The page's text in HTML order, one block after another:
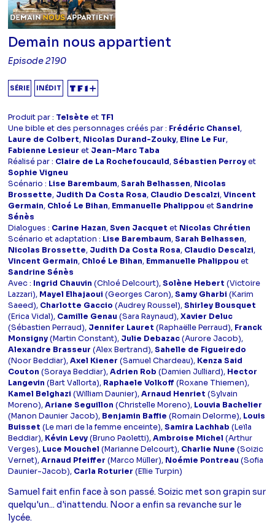
Demain nous appartient
Episode 2190
SÉRIE INÉDIT
Produit par : Telsète et TF1
Une bible et des personnages créés par : Frédéric Chansel,
Laure de Colbert, Nicolas Durand-Zouky, Eline Le Fur,
Fabienne Lesieur et Jean-Marc Taba
Réalisé par : Claire de La Rochefoucauld,Sébastien Perroyet
Sophie Vigneu
Scénario : Lise Barembaum,Sarah Belhassen, Nicolas
Brossette, Judith Da Costa Rosa, Claudio Descalzi,Vincent
Germain, Chloé Le Bihan, Emmanuelle Phalippou etSandrine
Sénès
Dialogues : Carine Hazan,Sven Jacquet et Nicolas Chrétien
Scénario et adaptation : Lise Barembaum,Sarah Belhassen,
Nicolas Brossette, Judith Da Costa Rosa, Claudio Descalzi,
Vincent Germain, Chloé Le Bihan, Emmanuelle Phalippou et
Sandrine Sénès
Avec : Ingrid Chauvin (Chloé Delcourt),Solène Hebert (Victoire
Lazzari), Mayel Elhajaoui (Georges Caron),Samy Gharbi (Karim
Saeed), Charlotte Gaccio (Audrey Roussel),Shirley Bousquet
(Erica Vidal), Camille Genau (Sara Raynaud),Xavier Deluc
(Sébastien Perraud), Jennifer Lauret (Raphaëlle Perraud), Franck
Monsigny(Martin Constant), Julie Debazac(Aurore Jacob),
Alexandre Brasseur (Alex Bertrand),Sahelle de Figueiredo
(Noor Beddiar),Axel Kiener (Samuel Chardeau), Kenza Said
Couton (Soraya Beddiar),Adrien Rob (Damien Julliard), Hector
Langevin (Bart Vallorta), Raphaele Volkoff (Roxane Thiemen),
Kamel Belghazi (William Daunier),Arnaud Henriet (Sylvain
Moreno),Ariane Seguillon (Christelle Moreno), Louvia Bachelier
(Manon Daunier Jacob), Benjamin Baffie (Romain Delorme), Louis
Buisset (Le mari de la femme enceinte),Samira Lachhab (Leïla
Beddiar), Kévin Levy(Bruno Paoletti),Ambroise Michel (Arthur
Verges), Luce Mouchel (Marianne Delcourt), Charlie Nune (Soizic
Vernet),Arnaud Pfeiffer (Marco Müller), Noémie Pontreau (Sofia
Daunier-Jacob), Carla Roturier (Ellie Turpin)
Samuel fait enfin face à son passé. Soizic met son grapin sur
quelqu'un... d'inattendu. Noor a enfin sa revanche sur le
lycée.